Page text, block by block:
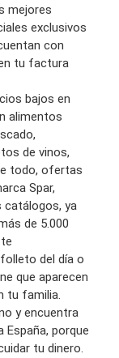
mejores
exclusivos
con
tu factura
bajos en
alimentos
de vinos,
todo, ofertas
Spar,
catálogos, ya
de 5.000
del día o
que aparecen
tu familia.
y encuentra
porque
tu dinero.